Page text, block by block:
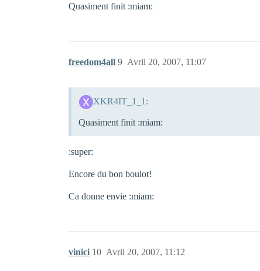
Quasiment finit :miam:
freedom4all Avril 20, 2007, 11:07
9
XKR4IT_1_1:
Quasiment finit :miam:
:super:
Encore du bon boulot!
Ca donne envie :miam:
vinici Avril 20, 2007, 11:12
10